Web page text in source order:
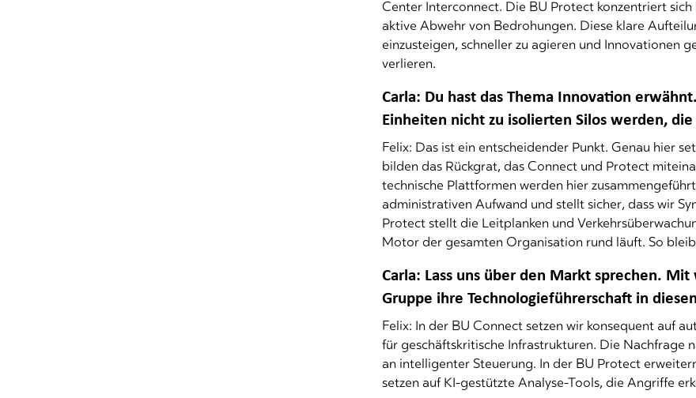
Center Interconnect. Die BU Protect konzentriert
aktive Abwehr von Bedrohungen. Diese klare
einzusteigen, schneller zu agieren und Innovationen
verlieren.
Carla: Du hast das Thema Innovation
Einheiten nicht zu isolierten Silos werden,
Felix: Das ist ein entscheidender Punkt. Genau hier
bilden das Rückgrat, das Connect und Protect
technische Plattformen werden hier
administrativen Aufwand und stellt sicher, dass wir
Protect stellt die Leitplanken und
Motor der gesamten Organisation rund läuft. So
Carla: Lass uns über den Markt sprechen.
Gruppe ihre Technologieführerschaft in
Felix: In der BU Connect setzen wir konsequent auf
für geschäftskritische Infrastrukturen. Die
an intelligenter Steuerung. In der BU Protect
setzen auf KI-gestützte Analyse-Tools, die Angriffe